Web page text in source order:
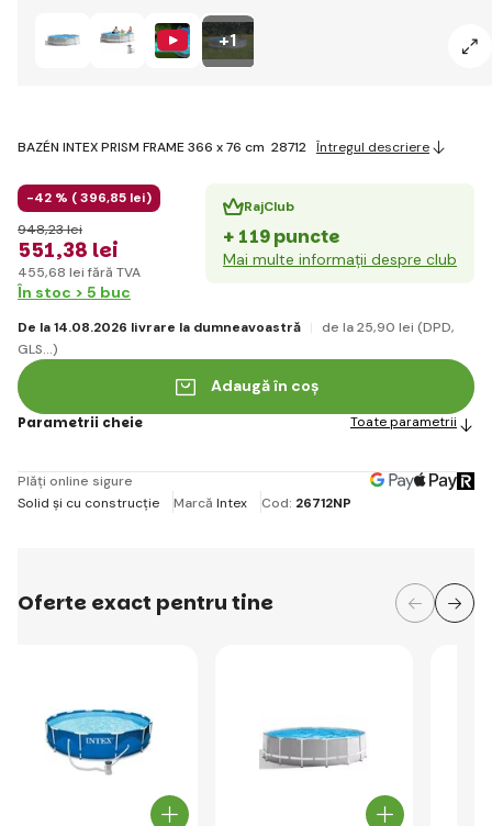
+1
BAZÉN INTEX PRISM FRAME 366 x 76 cm 28712 Întregul descriere
-42 % (396,85 lei)
551,38 lei
948,23 lei
455,68 lei fără TVA
RajClub
+ 119 puncte
Mai multe informații despre club
În stoc > 5 buc
De la 14.08.2026 livrare la dumneavoastră de la 25,90 lei (DPD,
GLS...)
Adaugă în coș
Parametrii cheie Toate parametrii
Plăți online sigure
Solid și cu construcție
Marcă Intex Cod: 26712NP
Oferte exact pentru tine